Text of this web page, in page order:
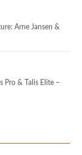
Arne Jansen &
Pro & Talis Elite –